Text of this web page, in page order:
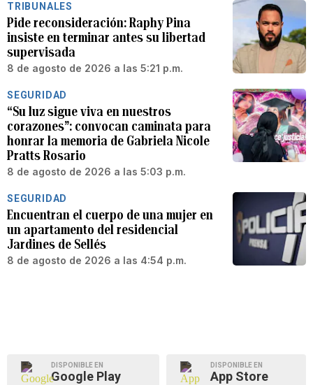
TRIBUNALES
Pide reconsideración: Raphy Pina
insiste en terminar antes su libertad
supervisada
8 de agosto de 2026 a las 5:21 p.m.
SEGURIDAD
“Su luz sigue viva en nuestros
corazones”: convocan caminata para
honrar la memoria de Gabriela Nicole
Pratts Rosario
8 de agosto de 2026 a las 5:03 p.m.
SEGURIDAD
Encuentran el cuerpo de una mujer en
un apartamento del residencial
Jardines de Sellés
8 de agosto de 2026 a las 4:54 p.m.
DISPONIBLE EN
Google Play
DISPONIBLE EN
App Store